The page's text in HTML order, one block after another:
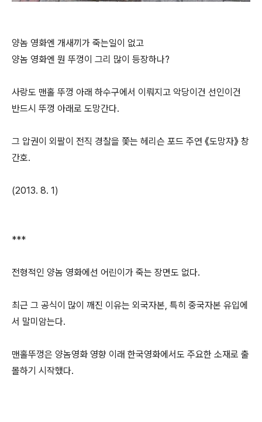
양놈 영화엔 개새끼가 죽는일이 없고
양놈 영화엔 뭔 뚜껑이 그리 많이 등장하나?
사랑도 맨홀 뚜껑 아래 하수구에서 이뤄지고 악당이건 선인이건
반드시 뚜껑 아래로 도망간다.
그 압권이 외팔이 전직 경찰을 쫓는 헤리슨 포드 주연 《도망자》 창
간호.
(2013. 8. 1)
***
전형적인 양놈 영화에선 어린이가 죽는 장면도 없다.
최근 그 공식이 많이 깨진 이유는 외국자본, 특히 중국자본 유입에
서 말미암는다.
맨홀뚜껑은 양놈영화 영향 이래 한국영화에서도 주요한 소재로 출
몰하기 시작했다.